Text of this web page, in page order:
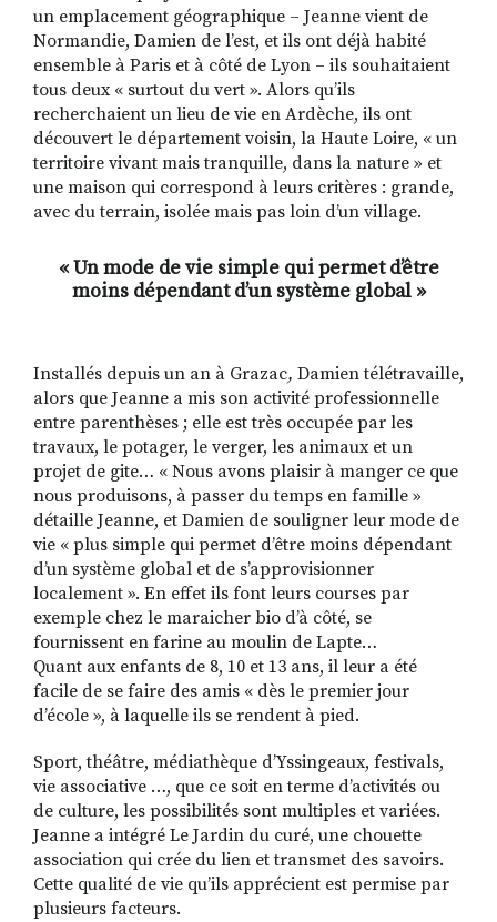
un emplacement géographique – Jeanne vient de
Normandie, Damien de l’est, et ils ont déjà habité
ensemble à Paris et à côté de Lyon – ils souhaitaient
tous deux « surtout du vert ». Alors qu’ils
recherchaient un lieu de vie en Ardèche, ils ont
découvert le département voisin, la Haute Loire, « un
territoire vivant mais tranquille, dans la nature » et
une maison qui correspond à leurs critères : grande,
avec du terrain, isolée mais pas loin d’un village.
« Un mode de vie simple qui permet d’être
moins dépendant d’un système global »
Installés depuis un an à Grazac, Damien télétravaille,
alors que Jeanne a mis son activité professionnelle
entre parenthèses ; elle est très occupée par les
travaux, le potager, le verger, les animaux et un
projet de gite… « Nous avons plaisir à manger ce que
nous produisons, à passer du temps en famille »
détaille Jeanne, et Damien de souligner leur mode de
vie « plus simple qui permet d’être moins dépendant
d’un système global et de s’approvisionner
localement ». En effet ils font leurs courses par
exemple chez le maraicher bio d’à côté, se
fournissent en farine au moulin de Lapte…
Quant aux enfants de 8, 10 et 13 ans, il leur a été
facile de se faire des amis « dès le premier jour
d’école », à laquelle ils se rendent à pied.
Sport, théâtre, médiathèque d’Yssingeaux, festivals,
vie associative …, que ce soit en terme d’activités ou
de culture, les possibilités sont multiples et variées.
Jeanne a intégré Le Jardin du curé, une chouette
association qui crée du lien et transmet des savoirs.
Cette qualité de vie qu’ils apprécient est permise par
plusieurs facteurs.